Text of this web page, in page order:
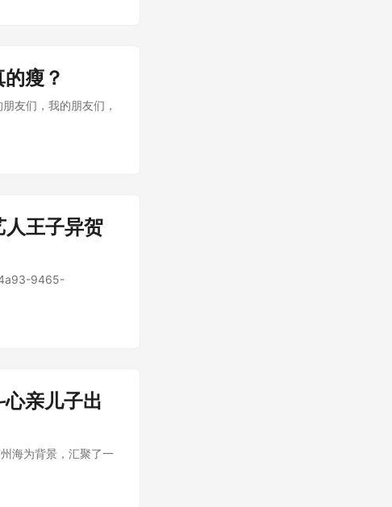
瘦？
友们，我的朋友们，
王子异贺
4a93-9465-
心亲儿子出
海为背景，汇聚了一